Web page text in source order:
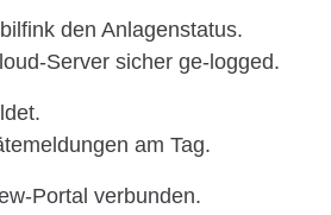
den Anlagenstatus.
Server sicher ge-logged.
am Tag.
Portal verbunden.